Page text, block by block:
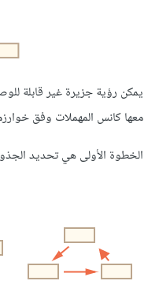
يمكن رؤية جزيرة غير قابلة
معها كانس المهملات وفق
الخطوة الأولى هي تحديد